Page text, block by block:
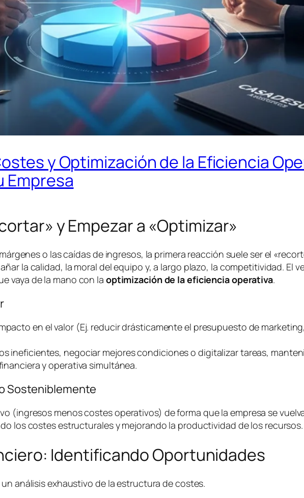
y Optimización de la Eficiencia
Empresa
y Empezar a «Optimizar»
o las caídas de ingresos, la primera reacción suele ser el
la calidad, la moral del equipo y, a largo plazo, la competitividad. El
vaya de la mano con la optimización de la eficiencia operativa.
en el valor (Ej. reducir drásticamente el presupuesto de
ineficientes, negociar mejores condiciones o digitalizar tareas,
y operativa simultánea.
Sosteniblemente
(ingresos menos costes operativos) de forma que la empresa se
los costes estructurales y mejorando la productividad de los recursos.
Identificando Oportunidades
análisis exhaustivo de la estructura de costes.